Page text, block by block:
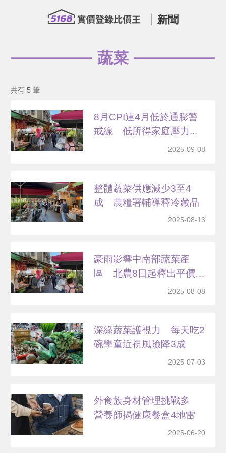
新聞
蔬菜
共有 5 筆
8月CPI連4月低於通膨警
戒線 低所得家庭壓力...
2025-09-08
整體蔬菜供應減少3至4
成 農糧署輔導釋冷藏品
2025-08-13
豪雨影響中南部蔬菜產
區 北農8日起釋出平價蔬
2025-08-08
深綠蔬菜護視力 每天吃2
碗學童近視風險降3成
2025-07-03
外食族身材管理挑戰多
營養師揭健康餐盒4地雷
2025-06-20